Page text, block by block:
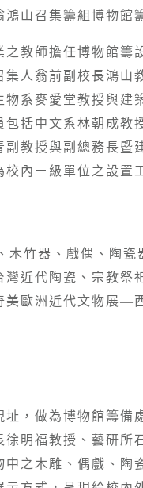
山召集籌組博物館
教師擔任博物館
人翁前副校長鴻山
系麥愛堂教授與
括中文系林朝成
教授與副總務長
內ㄧ級單位之設置
竹器、戲偶、陶
近代陶瓷、宗教祭
歐洲近代文物展—
，做為博物館籌
明福教授、藝研所
之木雕、偶戲、